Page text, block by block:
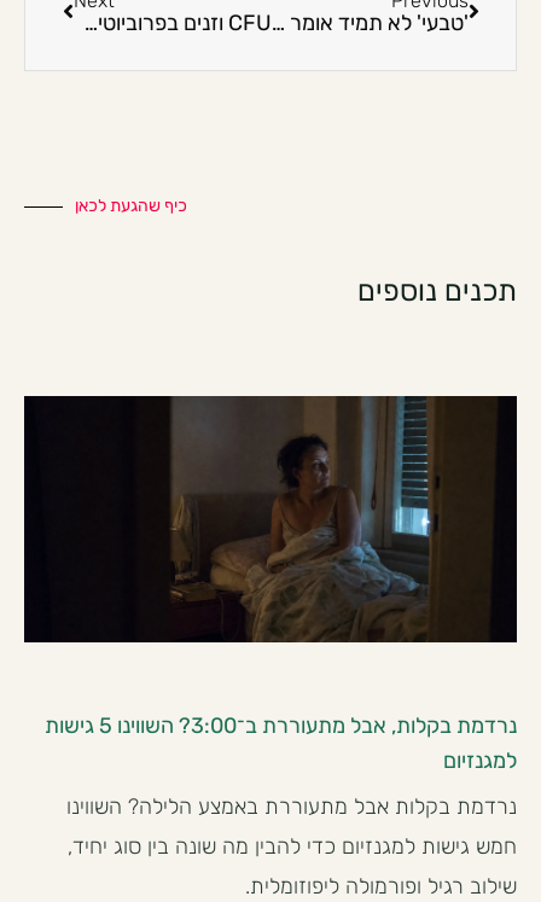
'טבעי' לא תמיד אומר בטוח: 7 שאלות לפני תוסף חדש CFU וזנים בפרוביוטיקה: איך להבין תווית בלי להיות מדענית?
כיף שהגעת לכאן
תכנים נוספים
נרדמת בקלות, אבל מתעוררת ב־3:00? השווינו 5 גישות
למגנזיום
נרדמת בקלות אבל מתעוררת באמצע הלילה? השווינו
חמש גישות למגנזיום כדי להבין מה שונה בין סוג יחיד,
שילוב רגיל ופורמולה ליפוזומלית.